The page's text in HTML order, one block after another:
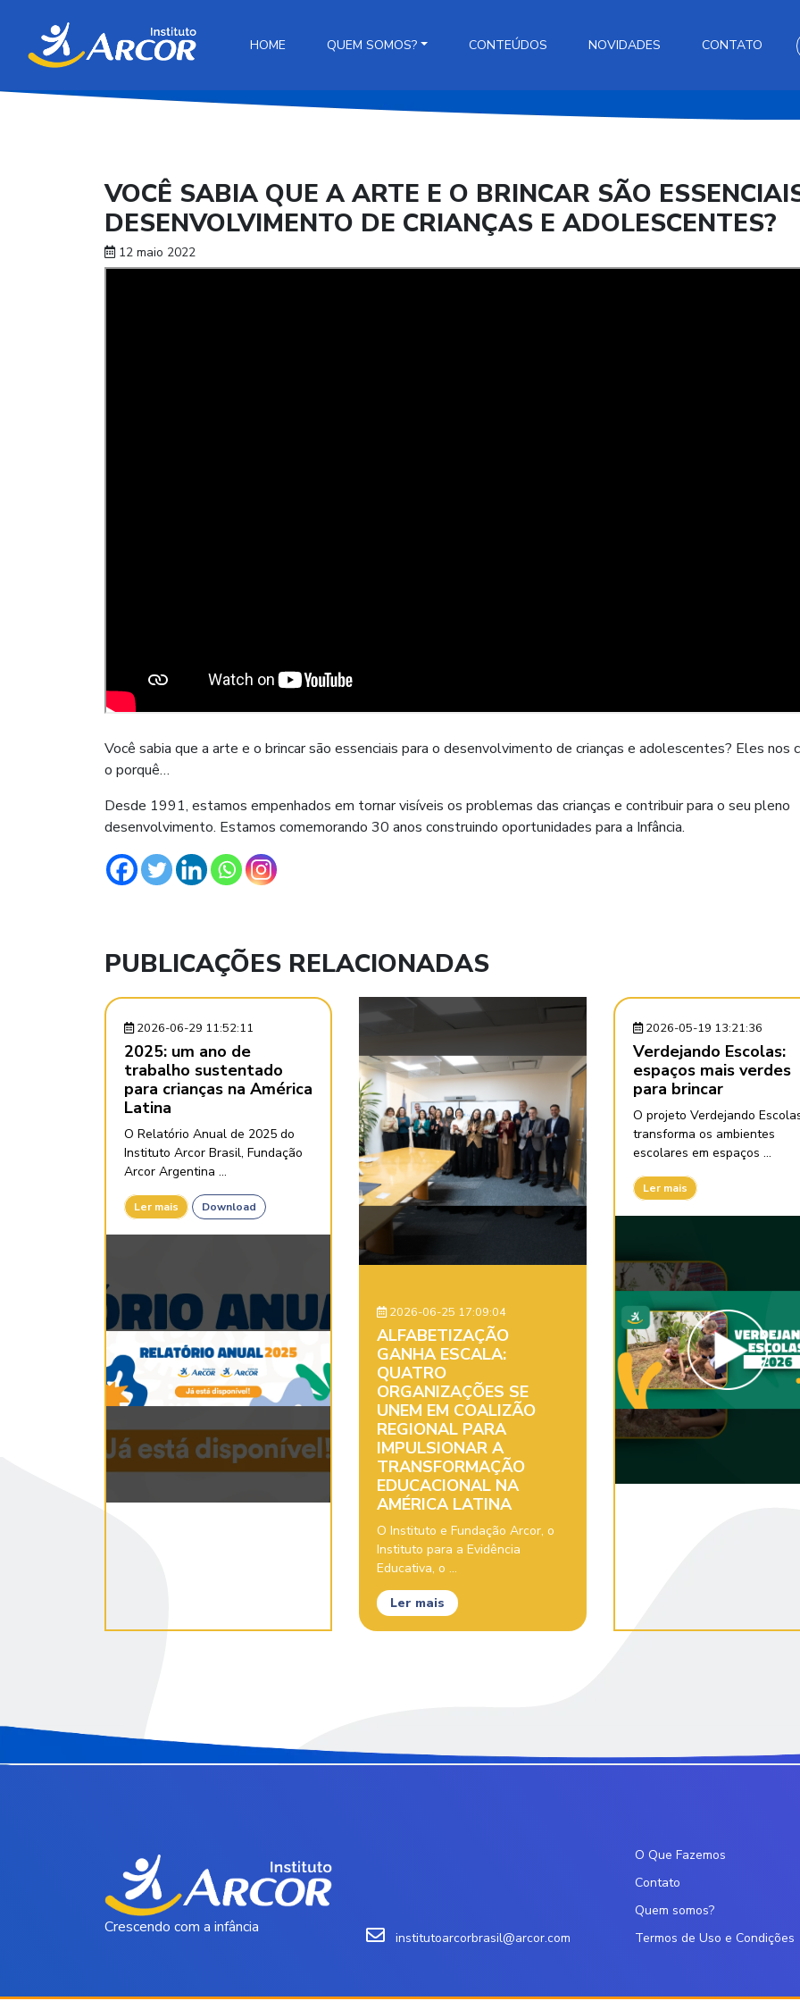
HOME QUEM SOMOS? CONTEÚDOS NOVIDADES CONTATO
VOCÊ SABIA QUE A ARTE E O BRINCAR SÃO
DESENVOLVIMENTO DE CRIANÇAS E ADOLESCENTES?
12 maio 2022
Você sabia que a arte e o brincar são essenciais para o desenvolvimento de crianças e adolescentes? Eles nos
o porquê…
Desde 1991, estamos empenhados em tornar visíveis os problemas das crianças e contribuir para o seu pleno
desenvolvimento. Estamos comemorando 30 anos construindo oportunidades para a Infância.
PUBLICAÇÕES RELACIONADAS
2026-06-29 11:52:11
2025: um ano de
trabalho sustentado
para crianças na América
Latina
O Relatório Anual de 2025 do
Instituto Arcor Brasil, Fundação
Arcor Argentina ...
Ler mais Download
2026-06-25 17:09:04
ALFABETIZAÇÃO
GANHA ESCALA:
QUATRO
ORGANIZAÇÕES SE
UNEM EM COALIZÃO
REGIONAL PARA
IMPULSIONAR A
TRANSFORMAÇÃO
EDUCACIONAL NA
AMÉRICA LATINA
O Instituto e Fundação Arcor, o
Instituto para a Evidência
Educativa, o ...
Ler mais
2026-05-19 13:21:36
Verdejando Escolas:
espaços mais verdes
para brincar
O projeto Verdejando
transforma os ambientes
escolares em espaços ...
Ler mais
Crescendo com a infância
institutoarcorbrasil@arcor.com
O Que Fazemos
Contato
Quem somos?
Termos de Uso e Condições